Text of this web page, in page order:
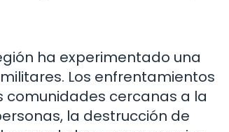
ha experimentado una
Los enfrentamientos
cercanas a la
la destrucción de